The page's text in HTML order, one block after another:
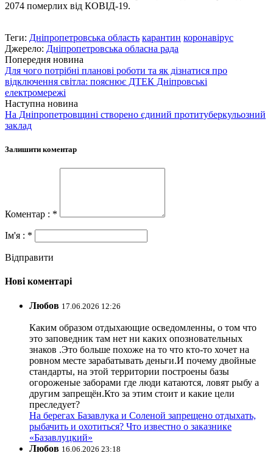
2074 померлих від КОВІД-19.
Теги: Дніпропетровська область карантин коронавірус
Джерело: Дніпропетровська обласна рада
Попередня новина
Для чого потрібні планові роботи та як дізнатися про
відключення світла: пояснює ДТЕК Дніпровські
електромережі
Наступна новина
На Дніпропетровщині створено єдиний протитуберкульозний
заклад
Залишити коментар
Коментар : *
Ім'я : *
Відправити
Нові коментарі
Любов 17.06.2026 12:26
Каким образом отдыхающие осведомленны, о том что
это заповедник там нет ни каких опозновательных
знаков .Это больше похоже на то что кто-то хочет на
ровном месте зарабатывать деньги.И почему двойные
стандарты, на этой территории построены базы
огороженые заборами где люди катаются, ловят рыбу а
другим запрещён.Кто за этим стоит и какие цели
преследует?
На берегах Базавлука и Соленой запрещено отдыхать,
рыбачить и охотиться? Что известно о заказнике
«Базавлуцкий»
Любов 16.06.2026 23:18